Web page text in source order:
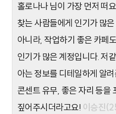
홀로나나 님이 가장 먼저 떠
찾는 사람들에게 인기가 많
아니라, 작업하기 좋은 카페
인기가 많은 계정입니다. 저
아는 정보를 디테일하게 알
콘센트 유무, 좋은 자리 등을
짚어주시더라고요! 이승진